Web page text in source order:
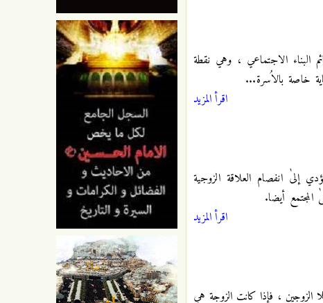
البناء الاجتماعي ، وهي نقطة
خاصة بالاُسرة...
اقرأ المزيد
إلىٰ انفصام العلاقة الزوجية
المجتمع أيضا.
اقرأ المزيد
، فإذا كانت الزوجة هي